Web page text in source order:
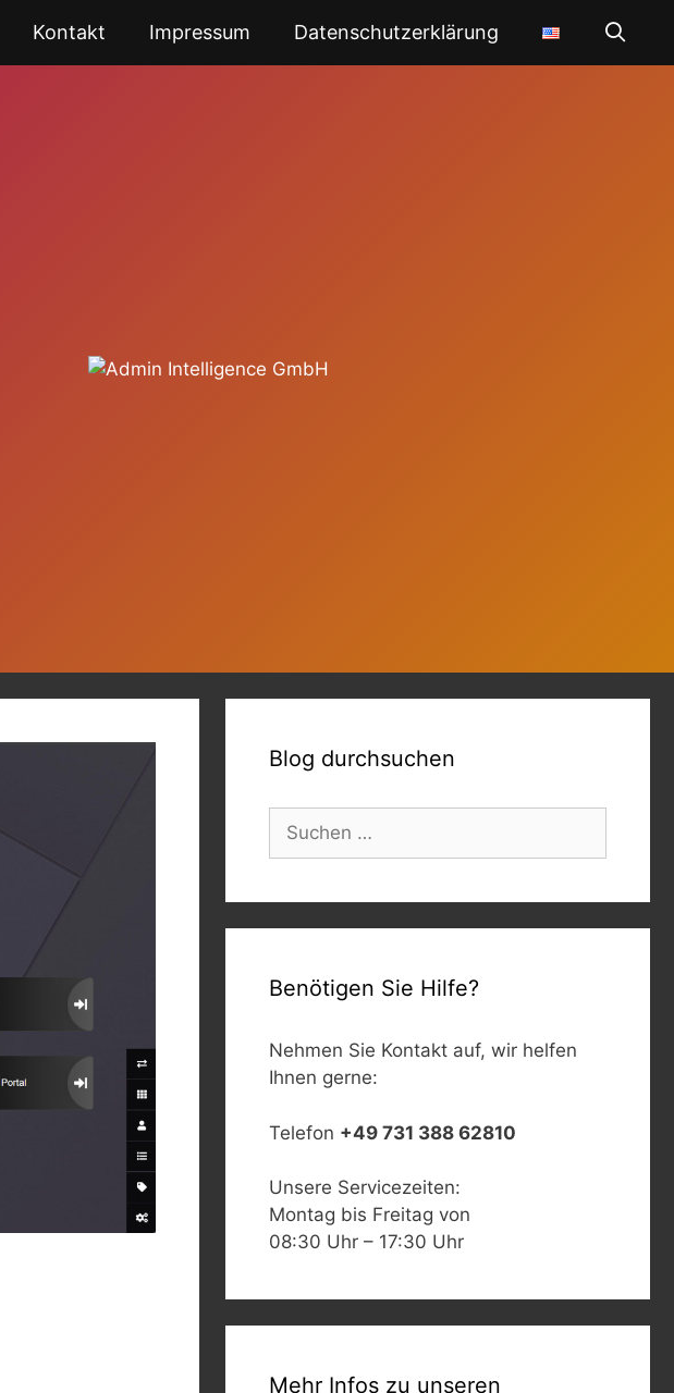
Kontakt Impressum Datenschutzerklärung
Blog durchsuchen
Suchen
nach:
Benötigen Sie Hilfe?
Nehmen Sie Kontakt auf, wir helfen
Ihnen gerne:
Telefon +49 731 388 62810
Unsere Servicezeiten:
Montag bis Freitag von
08:30 Uhr – 17:30 Uhr
Mehr Infos zu unseren